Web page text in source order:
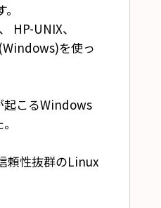
HP-UNIX、
を使っ
起こるWindows
頼性抜群のLinux